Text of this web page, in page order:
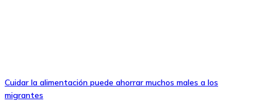
Cuidar la alimentación puede ahorrar muchos males a los
migrantes